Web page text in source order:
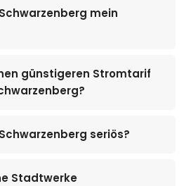
mein
günstigeren Stromtarif
seriös?
Stadtwerke